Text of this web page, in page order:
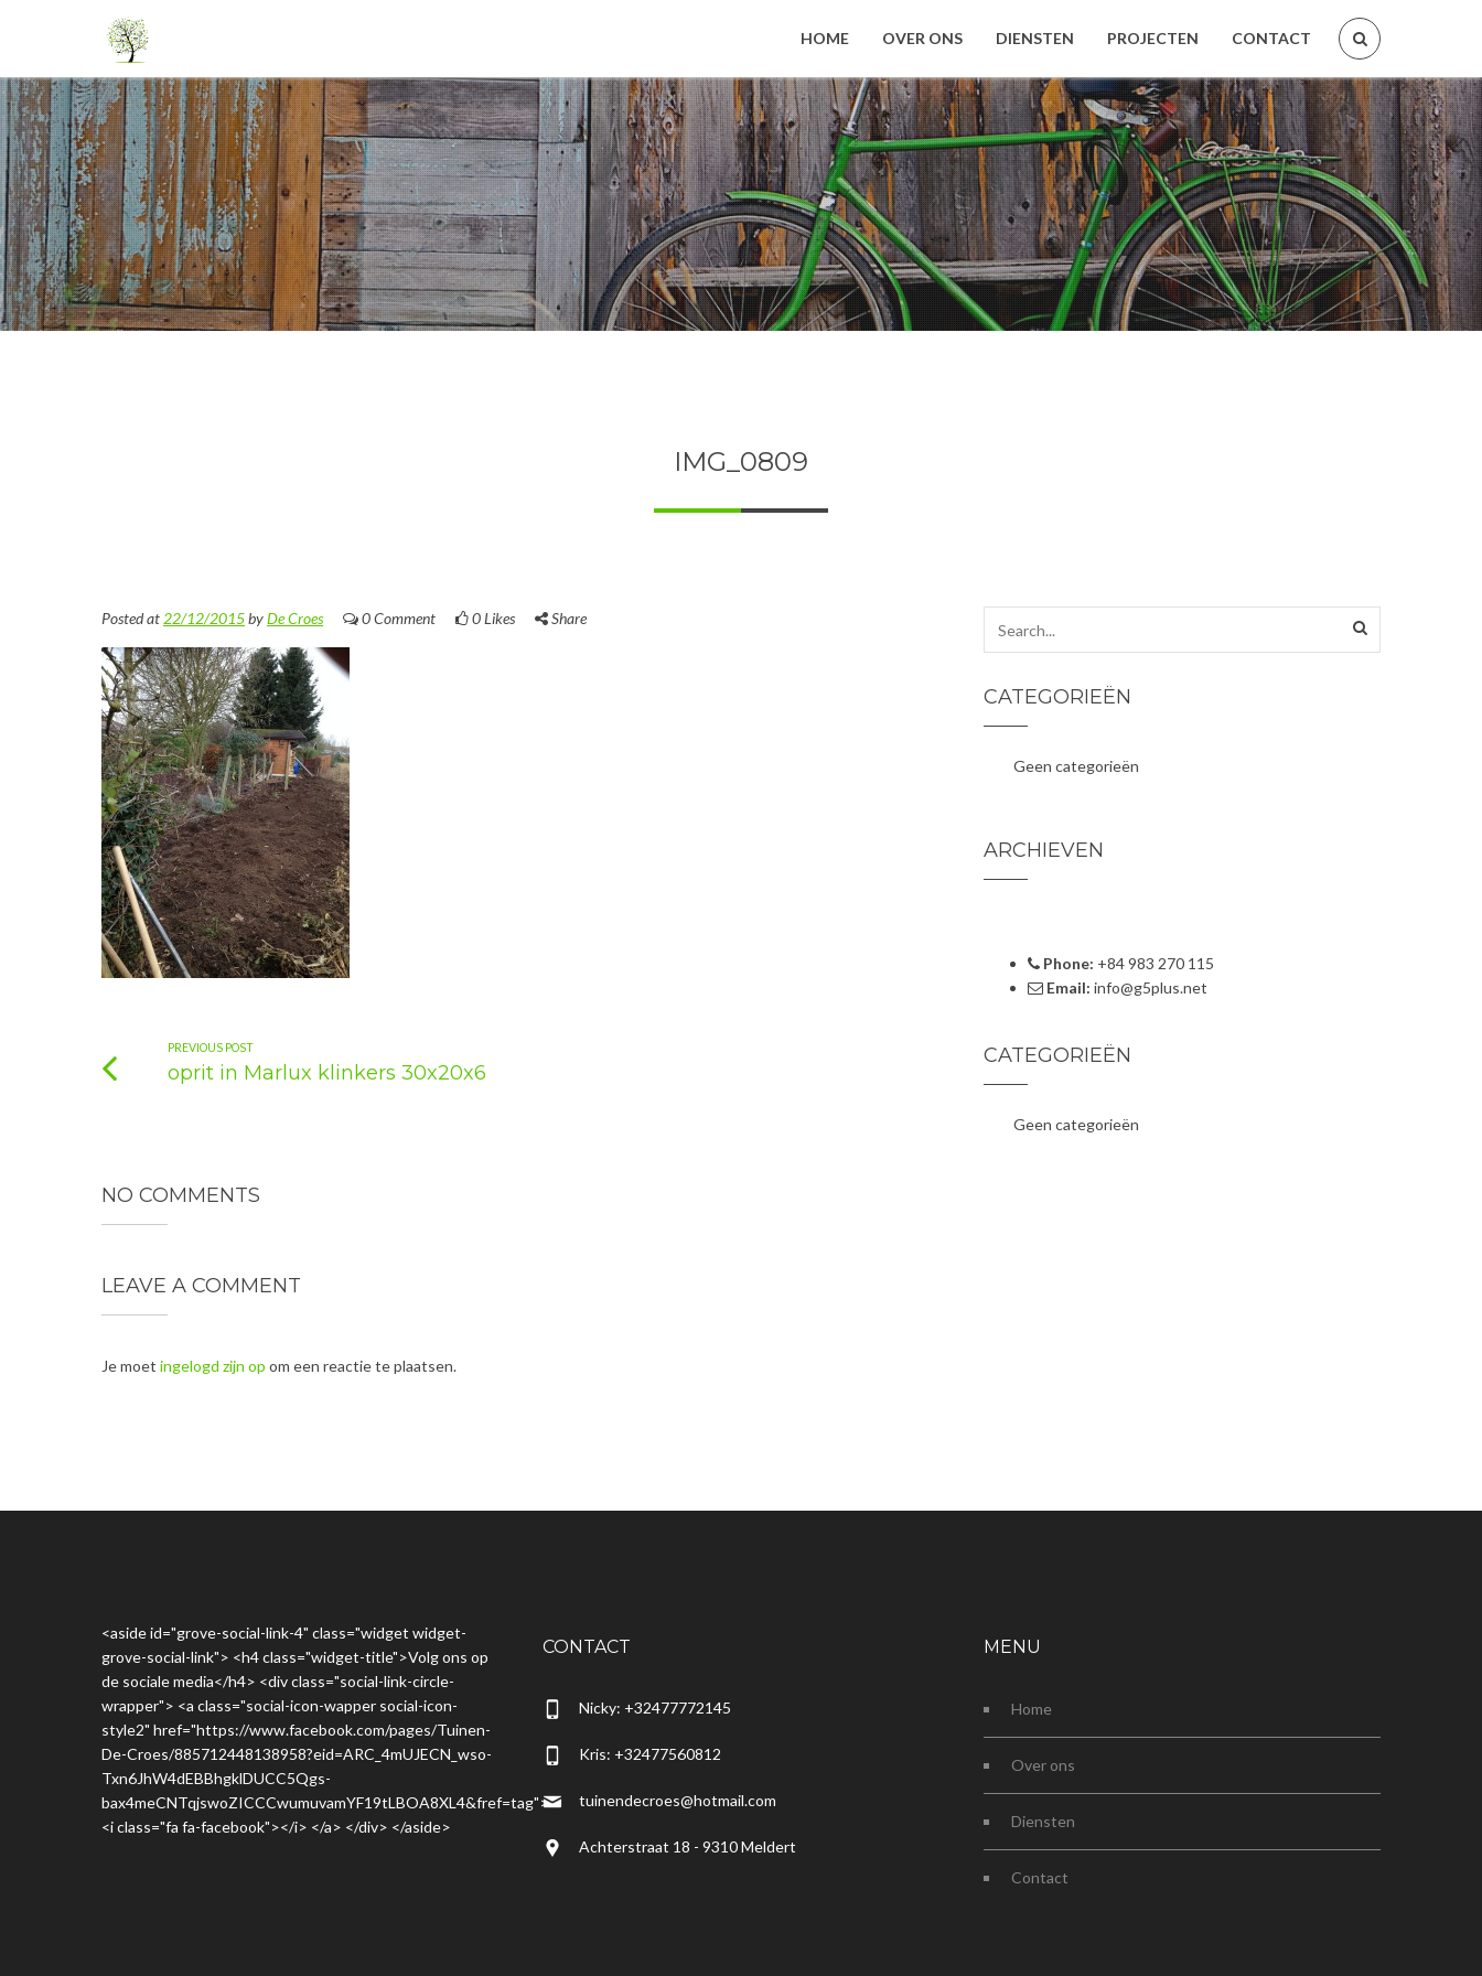
HOME OVER ONS DIENSTEN PROJECTEN CONTACT
IMG_0809
Posted at 22/12/2015byDe Croes 0 Comment 0Likes Share
PREVIOUS POST
oprit in Marlux klinkers 30x20x6
NO COMMENTS
LEAVE A COMMENT
Je moet ingelogd zijn op om een reactie te plaatsen.
CATEGORIEËN
Geen categorieën
ARCHIEVEN
Phone: +84 983 270 115
Email: info@g5plus.net
CATEGORIEËN
Geen categorieën
<aside id="grove-social-link-4" class="widget widget-
grove-social-link"> <h4 class="widget-title">Volg ons op
de sociale media</h4> <div class="social-link-circle-
wrapper"> <a class="social-icon-wapper social-icon-
style2" href="https://www.facebook.com/pages/Tuinen-
De-Croes/885712448138958?eid=ARC_4mUJECN_wso-
Txn6JhW4dEBBhgklDUCC5Qgs-
bax4meCNTqjswoZICCCwumuvamYF19tLBOA8XL4&fref=tag">
<i class="fa fa-facebook"></i> </a> </div> </aside>
CONTACT
Nicky: +32477772145
Kris: +32477560812
tuinendecroes@hotmail.com
Achterstraat 18 - 9310 Meldert
MENU
Home
Over ons
Diensten
Contact